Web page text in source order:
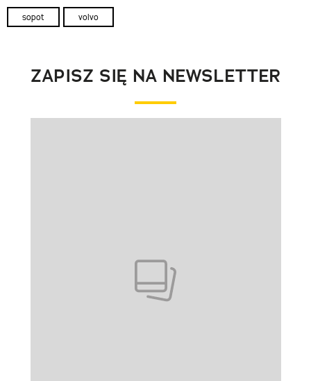
sopot volvo
ZAPISZ SIĘ NA NEWSLETTER